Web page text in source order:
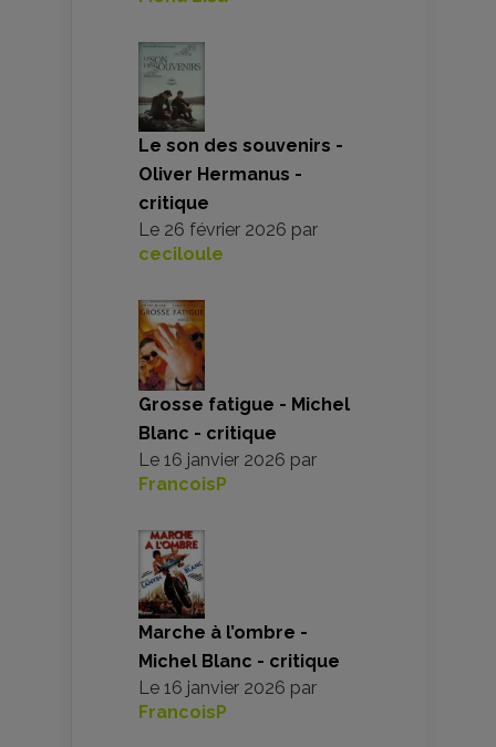
Le son des souvenirs -
Oliver Hermanus -
critique
Le 26 février 2026 par
ceciloule
Grosse fatigue - Michel
Blanc - critique
Le 16 janvier 2026 par
FrancoisP
Marche à l’ombre -
Michel Blanc - critique
Le 16 janvier 2026 par
FrancoisP